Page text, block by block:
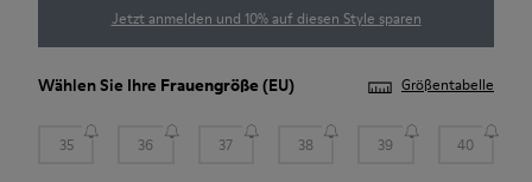
Jetzt anmelden und 10% auf diesen Style sparen
Wählen Sie Ihre Frauengröße (EU) Größentabelle
35 36 37 38 39 40